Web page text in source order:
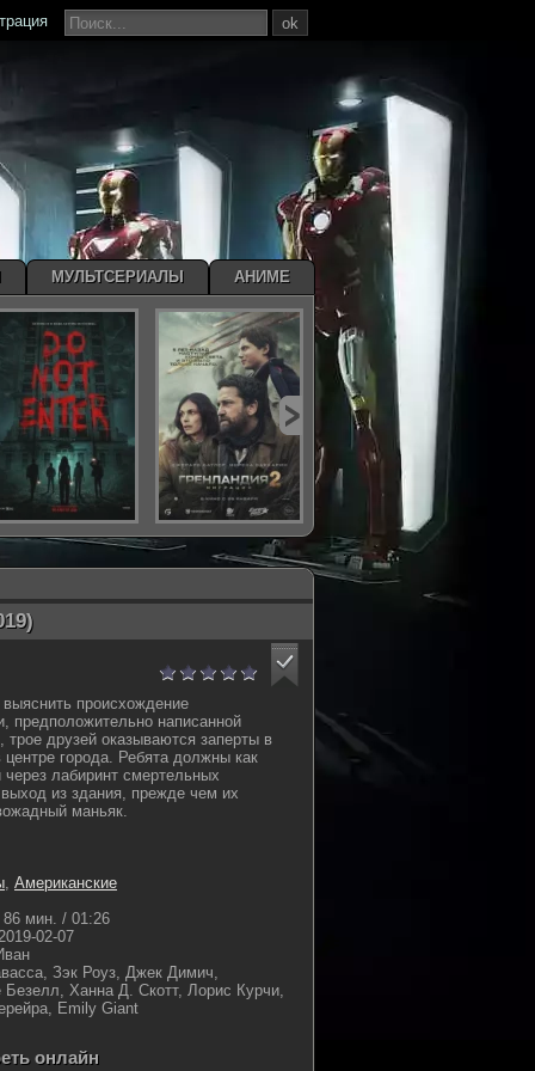
происхождение
предположительно написанной
друзей оказываются заперты в
города. Ребята должны как
лабиринт смертельных
из здания, прежде чем их
маньяк.
, Американские
86 мин. / 01:26
02-07
Зэк Роуз, Джек Димич,
Ханна Д. Скотт, Лорис Курчи,
Emily Giant
онлайн
ok
МУЛЬТСЕРИАЛЫ АНИМЕ